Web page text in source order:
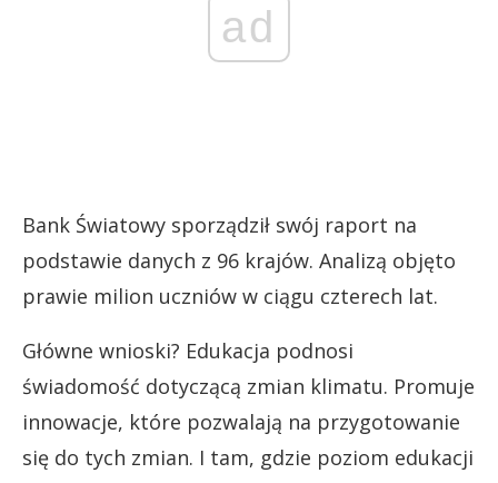
ad
Bank Światowy sporządził swój raport na
podstawie danych z 96 krajów. Analizą objęto
prawie milion uczniów w ciągu czterech lat.
Główne wnioski? Edukacja podnosi
świadomość dotyczącą zmian klimatu. Promuje
innowacje, które pozwalają na przygotowanie
się do tych zmian. I tam, gdzie poziom edukacji